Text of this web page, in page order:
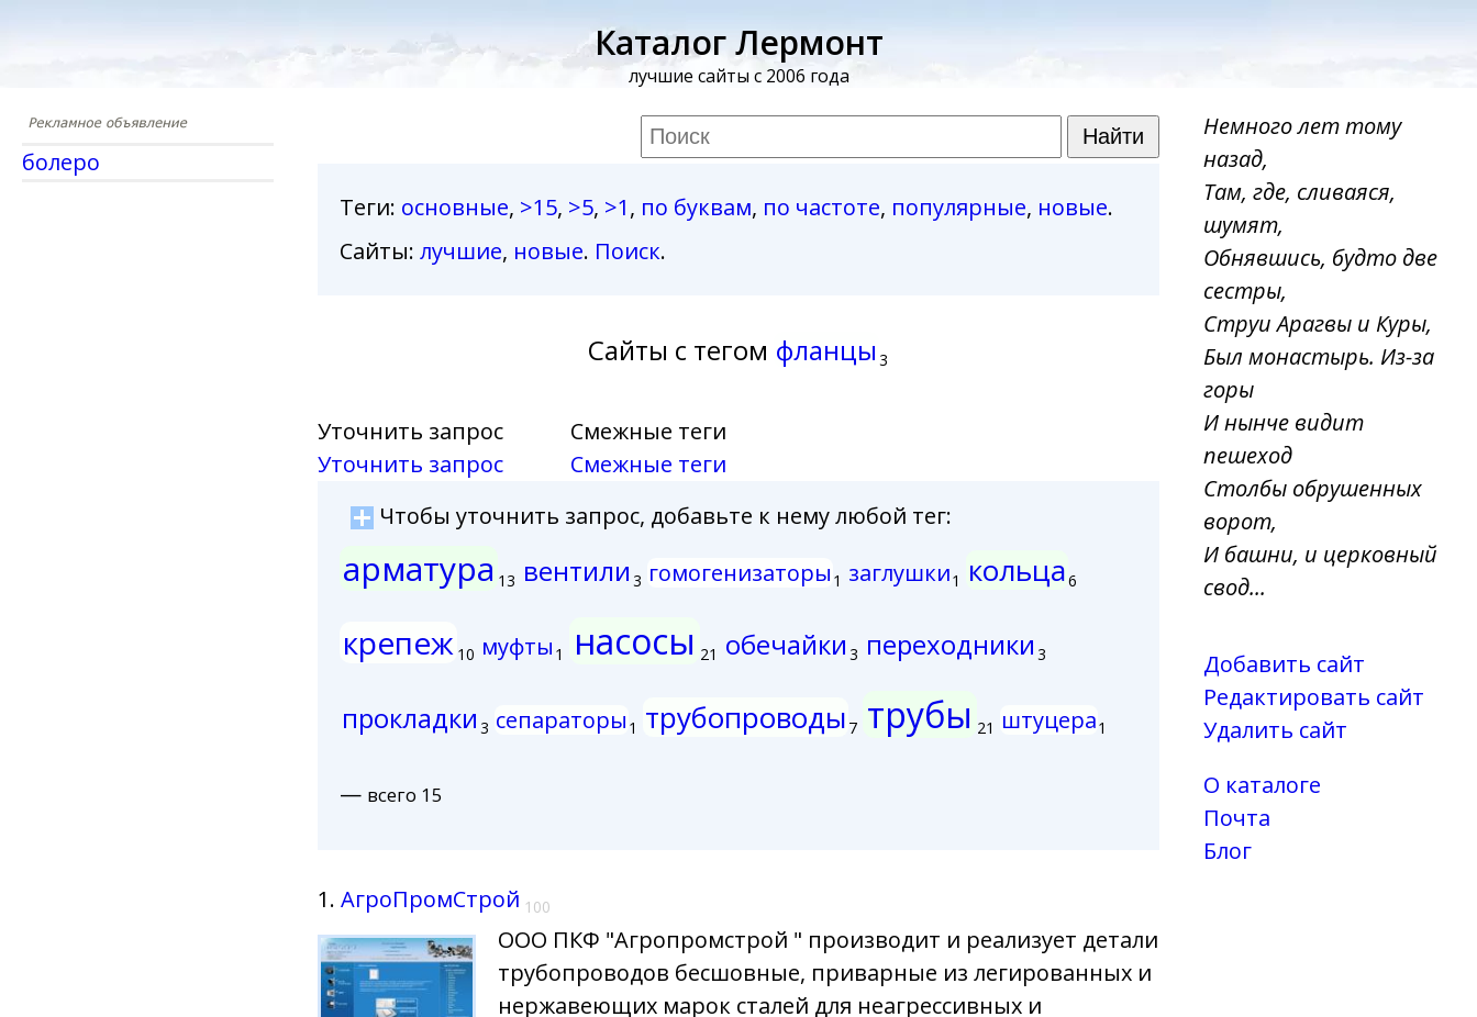
Каталог Лермонт
лучшие сайты с 2006 года
болеро
Теги: основные, >15, >5, >1, по буквам, по частоте, популярные, новые.
Сайты: лучшие, новые. Поиск.
Сайты с тегом фланцы 3
Уточнить запрос
Уточнить запрос
Смежные теги
Смежные теги
Чтобы уточнить запрос, добавьте к нему любой тег:
арматура 13 вентили 3 гомогенизаторы 1 заглушки1 кольца6
крепеж 10 муфты 1 насосы 21 обечайки 3 переходники 3
прокладки 3 сепараторы 1 трубопроводы 7 трубы 21 штуцера1
— всего 15
1. АгроПромСтрой 100
ООО ПКФ "Агропромстрой " производит и реализует детали
трубопроводов бесшовные, приварные из легированных и
нержавеющих марок сталей для неагрессивных и
Немного лет тому
назад,
Там, где, сливаяся,
шумят,
Обнявшись, будто две
сестры,
Струи Арагвы и Куры,
Был монастырь. Из-за
горы
И нынче видит
пешеход
Столбы обрушенных
ворот,
И башни, и церковный
свод...
Добавить сайт
Редактировать сайт
Удалить сайт
О каталоге
Почта
Блог